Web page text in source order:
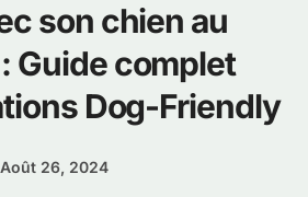
son chien au
Guide complet
Dog-Friendly
Août 26, 2024